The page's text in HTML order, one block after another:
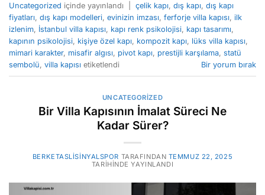
Uncategorized içinde yayınlandı çelik kapı, dış kapı, dış kapı
fiyatları, dış kapı modelleri, evinizin imzası, ferforje villa kapısı, ilk
izlenim, İstanbul villa kapısı, kapı renk psikolojisi, kapı tasarımı,
kapının psikolojisi, kişiye özel kapı, kompozit kapı, lüks villa kapısı,
mimari karakter, misafir algısı, pivot kapı, prestijli karşılama, statü
sembolü, villa kapısı etiketlendi Bir yorum bırak
UNCATEGORIZED
Bir Villa Kapısının İmalat Süreci Ne
Kadar Sürer?
BERKETASLISINYALSPOR TARAFINDAN TEMMUZ 22, 2025
TARIHINDE YAYINLANDI